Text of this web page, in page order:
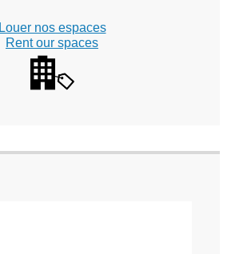
Louer nos espaces
Rent our spaces